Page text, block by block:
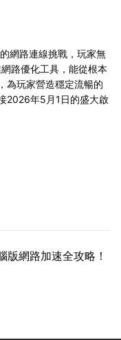
網路連線挑戰，玩家無
路優化工具，能從根本
為玩家營造穩定流暢的
2026年5月1日的盛大啟
版網路加速全攻略！